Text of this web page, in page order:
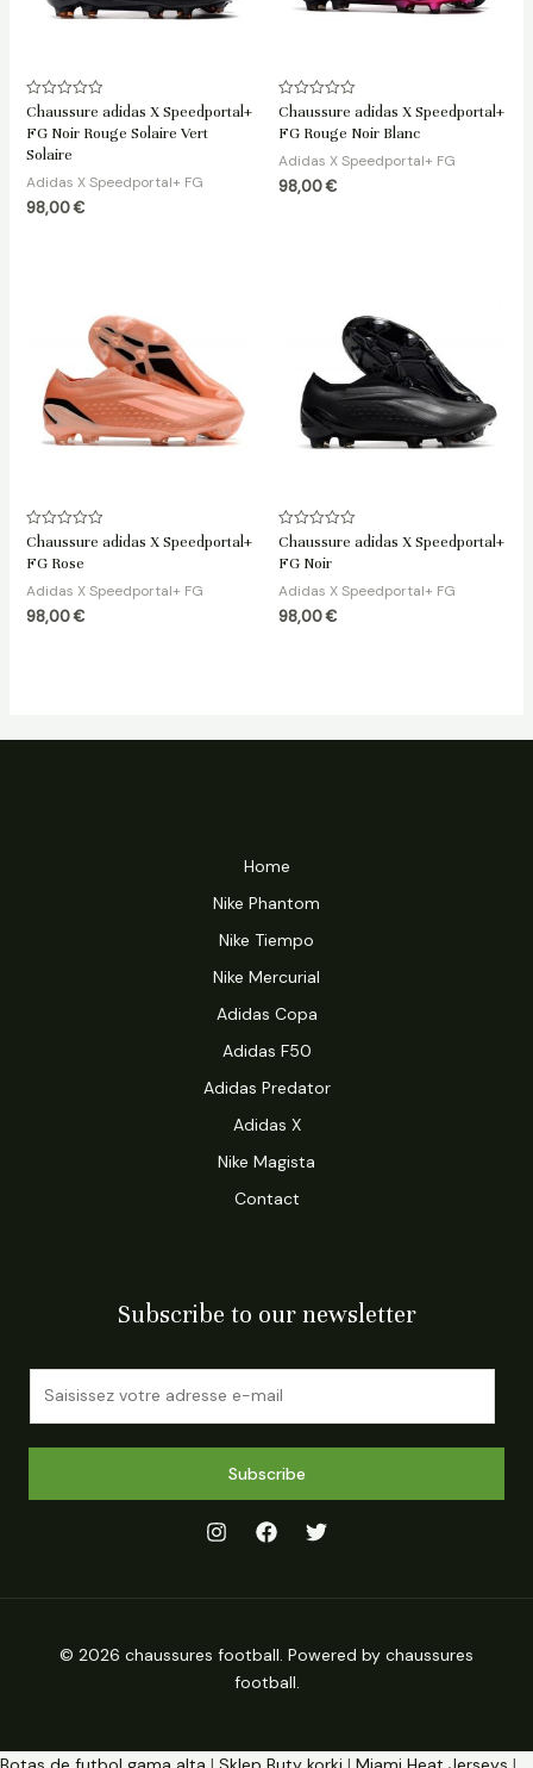
Note
sur
5
Chaussure adidas X Speedportal+
FG Noir Rouge Solaire Vert
Solaire
Adidas X Speedportal+ FG
98,00€
Note
sur
Chaussure adidas X Speedportal+
FG Rouge Noir Blanc
Adidas X Speedportal+ FG
98,00€
Note
sur
Chaussure adidas X Speedportal+
FG Rose
Adidas X Speedportal+ FG
98,00€
Note
sur
Chaussure adidas X Speedportal+
FG Noir
Adidas X Speedportal+ FG
98,00€
Home
Nike Phantom
Nike Tiempo
Nike Mercurial
Adidas Copa
Adidas F50
Adidas Predator
Adidas X
Nike Magista
Contact
Subscribe to our newsletter
Subscribe
© 2026 chaussures football. Powered by chaussures
football.